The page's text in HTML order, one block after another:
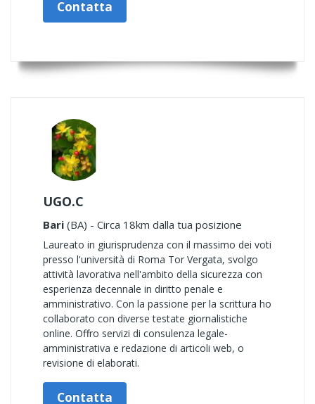
Contatta
UGO.C
Bari (BA) - Circa 18km dalla tua posizione
Laureato in giurisprudenza con il massimo dei voti
presso l'università di Roma Tor Vergata, svolgo
attività lavorativa nell'ambito della sicurezza con
esperienza decennale in diritto penale e
amministrativo. Con la passione per la scrittura ho
collaborato con diverse testate giornalistiche
online. Offro servizi di consulenza legale-
amministrativa e redazione di articoli web, o
revisione di elaborati.
Contatta